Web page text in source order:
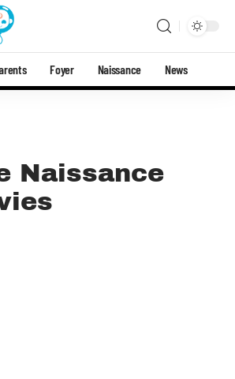
Foyer Naissance News
Naissance